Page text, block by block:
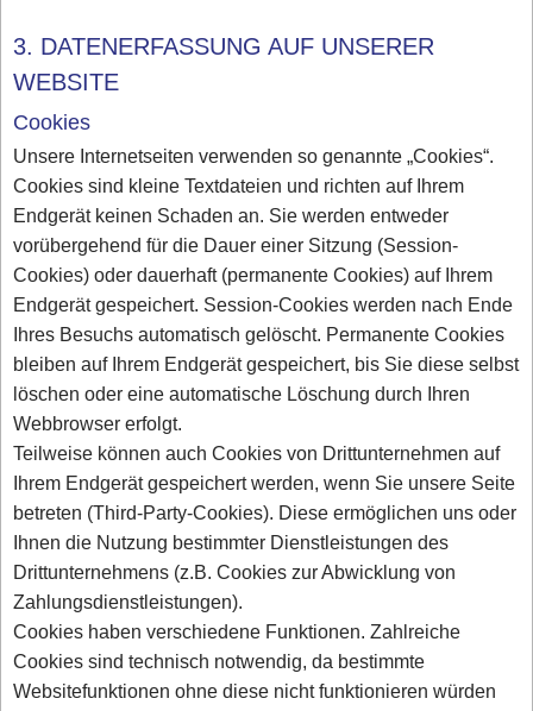
3. DATENERFASSUNG AUF UNSERER
WEBSITE
Cookies
Unsere Internetseiten verwenden so genannte „Cookies“.
Cookies sind kleine Textdateien und richten auf Ihrem
Endgerät keinen Schaden an. Sie werden entweder
vorübergehend für die Dauer einer Sitzung (Session-
Cookies) oder dauerhaft (permanente Cookies) auf Ihrem
Endgerät gespeichert. Session-Cookies werden nach Ende
Ihres Besuchs automatisch gelöscht. Permanente Cookies
bleiben auf Ihrem Endgerät gespeichert, bis Sie diese selbst
löschen oder eine automatische Löschung durch Ihren
Webbrowser erfolgt.
Teilweise können auch Cookies von Drittunternehmen auf
Ihrem Endgerät gespeichert werden, wenn Sie unsere Seite
betreten (Third-Party-Cookies). Diese ermöglichen uns oder
Ihnen die Nutzung bestimmter Dienstleistungen des
Drittunternehmens (z.B. Cookies zur Abwicklung von
Zahlungsdienstleistungen).
Cookies haben verschiedene Funktionen. Zahlreiche
Cookies sind technisch notwendig, da bestimmte
Websitefunktionen ohne diese nicht funktionieren würden